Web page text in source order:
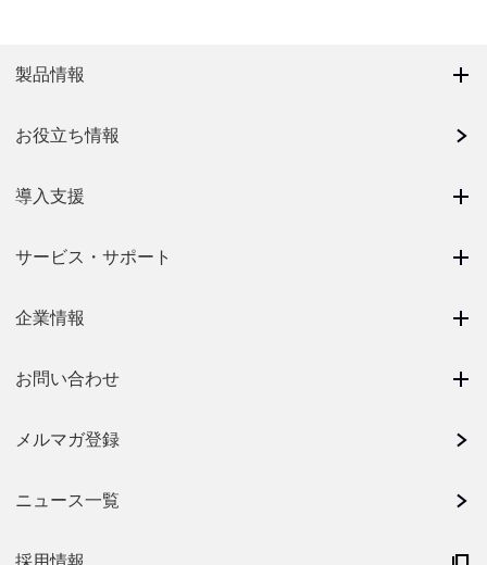
製品情報
お役立ち情報
導入支援
サービス・サポート
企業情報
お問い合わせ
メルマガ登録
ニュース一覧
採用情報